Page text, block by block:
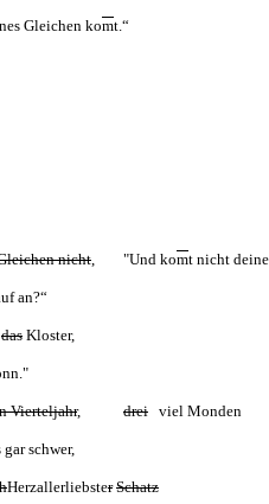
Gleichen komt.“
nicht, "Und komt nicht
an?“
das Kloster,
Vierteljahr, drei viel Monden
schwer,
hHerzallerliebster Schatz